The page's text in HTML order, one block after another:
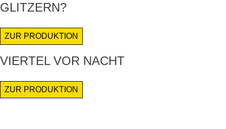
GLITZERN?
ZUR PRODUKTION
VIERTEL VOR NACHT
ZUR PRODUKTION